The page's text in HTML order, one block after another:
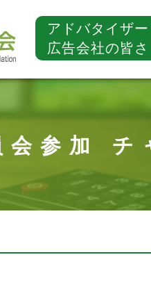
アドバタイザ
広告会社の皆
会参加 チ